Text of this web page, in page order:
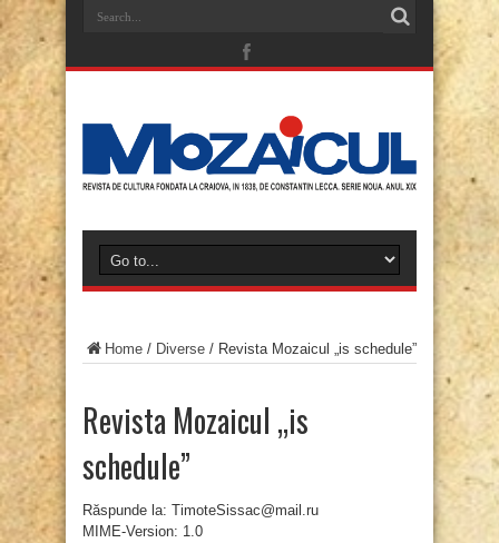
Home / Diverse / Revista Mozaicul „is schedule”
Revista Mozaicul „is
schedule”
Răspunde la: TimoteSissac@mail.ru
MIME-Version: 1.0